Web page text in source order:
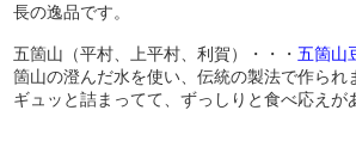
長の逸品です。
五箇山（平村、上平村、利賀）・・・五箇山
箇山の澄んだ水を使い、伝統の製法で作られ
ギュッと詰まってて、ずっしりと食べ応えが